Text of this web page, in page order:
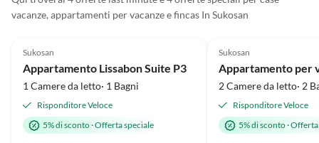
vacanze, appartamenti per vacanze e fincas In Sukosan
Annuncio in
Sukosan
Appartamento Lissabon Suite P3
1 Camere da letto· 1 Bagni
Risponditore Veloce
5% di sconto·Offerta speciale
Sukosan
2 Camere da letto· 2
Risponditore Veloce
5% di sconto·Offerta